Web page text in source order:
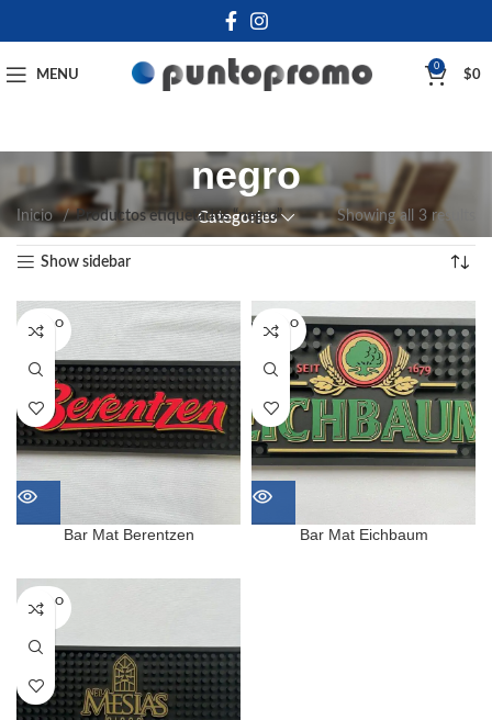
MENU
0
$0
negro
Categories
Inicio Productos etiquetados “negro” Showing all 3 results
Show sidebar
SOLD O
UT
Bar Mat Berentzen
SOLD O
UT
Bar Mat Eichbaum
SOLD O
UT